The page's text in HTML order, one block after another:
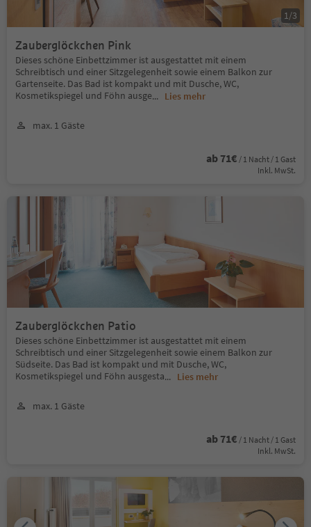
Zauberglöckchen Pink
Dieses schöne Einbettzimmer ist ausgestattet mit einem
Schreibtisch und einer Sitzgelegenheit sowie einem Balkon zur
Gartenseite. Das Bad ist kompakt und mit Dusche, WC,
Kosmetikspiegel und Föhn ausge... Lies mehr
max. 1 Gäste
ab 71€ / 1 Nacht / 1 Gast
Inkl. MwSt.
1 /3
Zauberglöckchen Patio
Dieses schöne Einbettzimmer ist ausgestattet mit einem
Schreibtisch und einer Sitzgelegenheit sowie einem Balkon zur
Südseite. Das Bad ist kompakt und mit Dusche, WC,
Kosmetikspiegel und Föhn ausgesta... Lies mehr
max. 1 Gäste
ab 71€ / 1 Nacht / 1 Gast
Inkl. MwSt.